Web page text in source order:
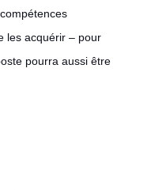
les acquérir – pour
pourra aussi être